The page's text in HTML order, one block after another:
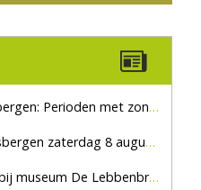
Perioden met zon en droog
8 augustus, marktplein Haaksbergen
De Lebbenbrugge